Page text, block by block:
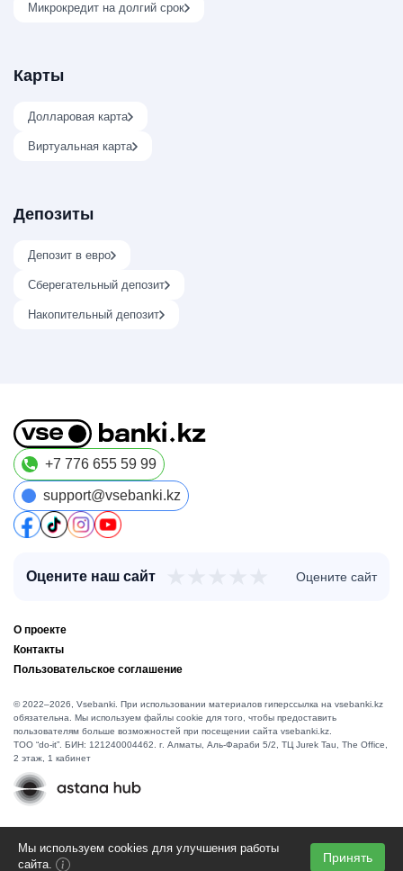
Микрокредит на долгий срок
Карты
Долларовая карта
Виртуальная карта
Депозиты
Депозит в евро
Сберегательный депозит
Накопительный депозит
+7 776 655 59 99
support@vsebanki.kz
Оцените наш сайт Оцените сайт
О проекте
Контакты
Пользовательское соглашение
© 2022–2026, Vsebanki. При использовании материалов гиперссылка на vsebanki.kz
обязательна. Мы используем файлы cookie для того, чтобы предоставить
пользователям больше возможностей при посещении сайта vsebanki.kz.
TOO “do-it”. БИН: 121240004462. г. Алматы, ​Аль-Фараби 5/2, ТЦ Jurek Tau, The Office,
2 этаж, 1 кабинет
Мы используем cookies для улучшения работы
сайта.
Принять